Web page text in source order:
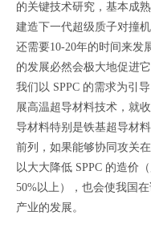
的关键技术研究，基本成
建造下一代超级质子对撞
还需要10-20年的时间来发
的发展必然会极大地促进
我们以 SPPC 的需求为引
展高温超导材料技术，就
导材料特别是铁基超导材
前列，如果能够协同攻关
以大大降低 SPPC 的造价
50%以上），也会使我国
产业的发展。